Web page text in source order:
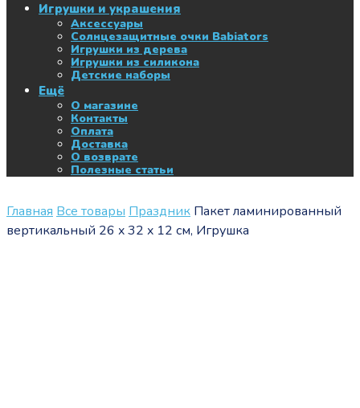
Игрушки и украшения
Аксессуары
Солнцезащитные очки Babiators
Игрушки из дерева
Игрушки из силикона
Детские наборы
Ещё
О магазине
Контакты
Оплата
Доставка
О возврате
Полезные статьи
Главная Все товары Праздник Пакет ламинированный
вертикальный 26 x 32 x 12 см, Игрушка